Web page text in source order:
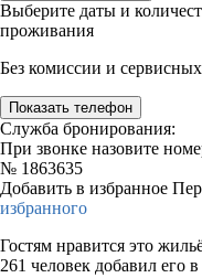
Выберите даты и
проживания
Без комиссии и
Показать телефон
Служба бронирования:
При звонке назовите
№ 1863635
Добавить в избранное
избранного
Гостям нравится это
261 человек добавил его